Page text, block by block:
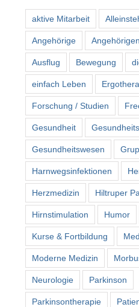
aktive Mitarbeit
Angehörige
Ausflug Bewegung
einfach Leben
Forschung / Studien
Gesundheit
Gesundheitswesen
Harnwegsinfektionen
Herzmedizin Hiltruper
Hirnstimulation Humor
Kurse & Fortbildung
Moderne Medizin
Neurologie Parkinson
Parkinsontherapie